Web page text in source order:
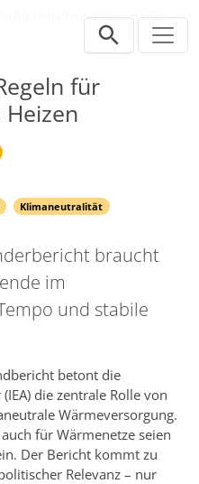
für klimafreundliches Heizen
für
Klimaneutralität
braucht
im
und stabile
betont die
die zentrale Rolle von
Wärmeversorgung.
für Wärmenetze seien
Der Bericht kommt zu
Relevanz – nur